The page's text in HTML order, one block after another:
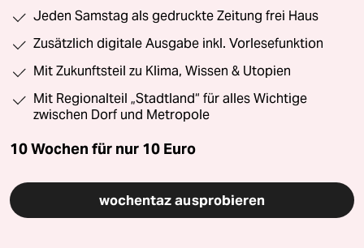
Jeden Samstag als gedruckte Zeitung frei Haus
Zusätzlich digitale Ausgabe inkl. Vorlesefunktion
Mit Zukunftsteil zu Klima, Wissen & Utopien
Mit Regionalteil „Stadtland“ für alles Wichtige
zwischen Dorf und Metropole
10 Wochen für nur 10 Euro
wochentaz ausprobieren